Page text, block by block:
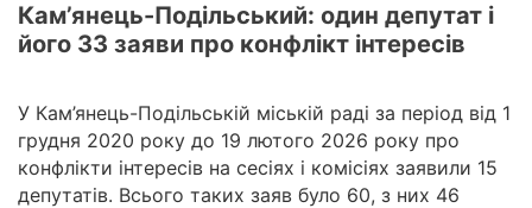
Кам’янець-Подільський: один депутат і
його 33 заяви про конфлікт інтересів
У Кам’янець-Подільській міській раді за період від 1
грудня 2020 року до 19 лютого 2026 року про
конфлікти інтересів на сесіях і комісіях заявили 15
депутатів. Всього таких заяв було 60, з них 46